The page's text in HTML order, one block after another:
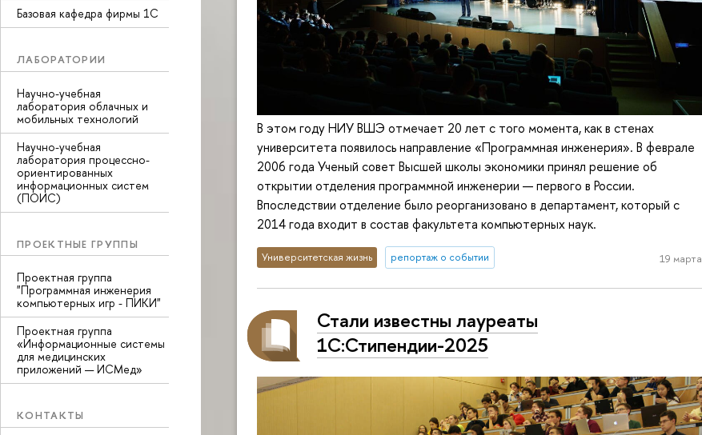
Базовая кафедра фирмы 1С
ЛАБОРАТОРИИ
Научно-учебная
лаборатория облачных и
мобильных технологий
Научно-учебная
лаборатория процессно-
ориентированных
информационных систем
(ПОИС)
ПРОЕКТНЫЕ ГРУППЫ
Проектная группа
"Программная инженерия
компьютерных игр - ПИКИ"
Проектная группа
«Информационные системы
для медицинских
приложений — ИСМед»
КОНТАКТЫ
В этом году НИУ ВШЭ отмечает 20 лет с того момента, как в стенах
университета появилось направление «Программная инженерия». В феврале
2006 года Ученый совет Высшей школы экономики принял решение об
открытии отделения программной инженерии — первого в России.
Впоследствии отделение было реорганизовано в департамент, который с
2014 года входит в состав факультета компьютерных наук.
Университетская жизнь репортаж о событии 19 марта
Стали известны лауреаты
1C:Стипендии-2025